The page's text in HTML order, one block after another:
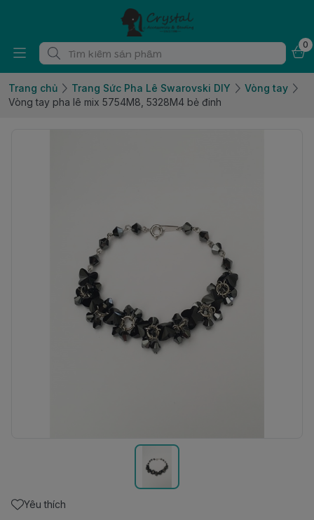
0
Trang chủ Trang Sức Pha Lê Swarovski DIY
Vòng tay
Vòng tay pha lê mix 5754M8, 5328M4 bẻ đinh
Yêu thích